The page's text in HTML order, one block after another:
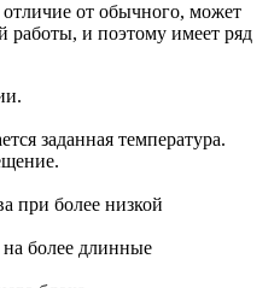
от обычного, может
работы, и поэтому имеет ряд
заданная температура.
при более низкой
более длинные